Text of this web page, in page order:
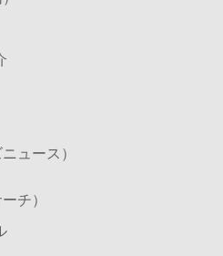
ュース）
チ）